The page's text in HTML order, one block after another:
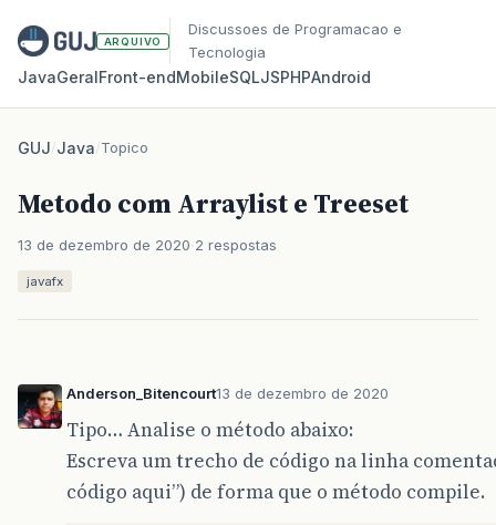
ARQUIVO
Discussoes de Programacao e
Tecnologia
JavaGeralFront‑endMobileSQLJSPHPAndroid
GUJ/Java/Topico
Metodo com Arraylist e Treeset
13 de dezembro de 2020 2 respostas
javafx
Anderson_Bitencourt13 de dezembro de 2020
Tipo… Analise o método abaixo:
Escreva um trecho de código na linha
código aqui”) de forma que o método compile.